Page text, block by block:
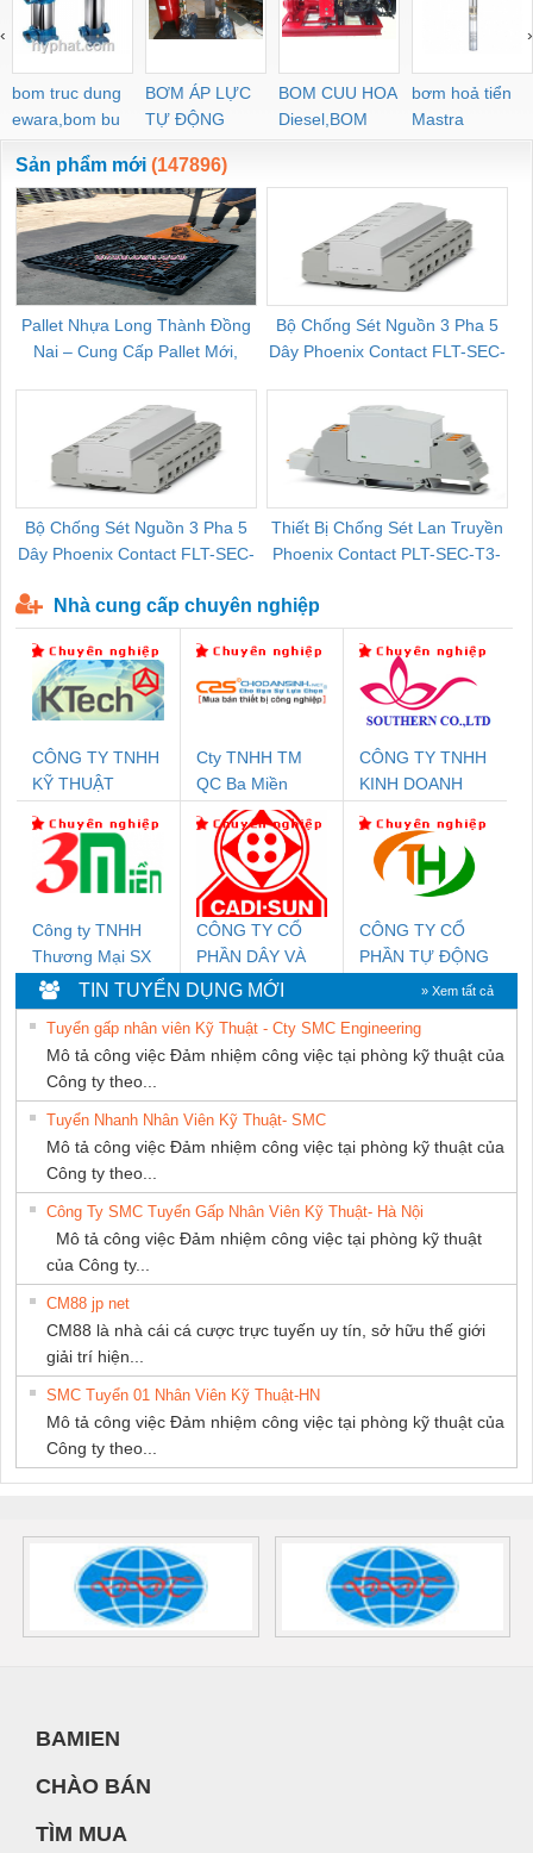
bom truc dung
ewara,bom bu
ewara
BƠM ÁP LỰC
TỰ ĐỘNG
BOM CUU HOA
Diesel,BOM
CHUA CHAY
bơm hoả tiển
Mastra
‹ ›
Sản phẩm mới (147896)
Pallet Nhựa Long Thành Đồng
Nai – Cung Cấp Pallet Mới,
Bộ Chống Sét Nguồn 3 Pha 5
Dây Phoenix Contact FLT-SEC-
Bộ Chống Sét Nguồn 3 Pha 5
Dây Phoenix Contact FLT-SEC-
Thiết Bị Chống Sét Lan Truyền
Phoenix Contact PLT-SEC-T3-
Nhà cung cấp chuyên nghiệp
CÔNG TY TNHH
KỸ THUẬT
NAM
Cty TNHH TM
QC Ba Miền
CÔNG TY TNHH
KINH DOANH
PHƯƠNG NAM
Công ty TNHH
Thương Mại SX
Ba Miền
CÔNG TY CỔ
PHẦN DÂY VÀ
CÁP ĐIỆN
THƯỢNG ĐÌNH
CÔNG TY CỔ
PHẦN TỰ ĐỘNG
TIẾN HƯNG
TIN TUYỂN DỤNG MỚI » Xem tất cả
Tuyển gấp nhân viên Kỹ Thuật - Cty SMC Engineering
Mô tả công việc Đảm nhiệm công việc tại phòng kỹ thuật của
Công ty theo...
Tuyển Nhanh Nhân Viên Kỹ Thuật- SMC
Mô tả công việc Đảm nhiệm công việc tại phòng kỹ thuật của
Công ty theo...
Công Ty SMC Tuyển Gấp Nhân Viên Kỹ Thuật- Hà Nội
Mô tả công việc Đảm nhiệm công việc tại phòng kỹ thuật
của Công ty...
CM88 jp net
CM88 là nhà cái cá cược trực tuyến uy tín, sở hữu thế giới
giải trí hiện...
SMC Tuyển 01 Nhân Viên Kỹ Thuật-HN
Mô tả công việc Đảm nhiệm công việc tại phòng kỹ thuật của
Công ty theo...
BAMIEN
CHÀO BÁN
TÌM MUA